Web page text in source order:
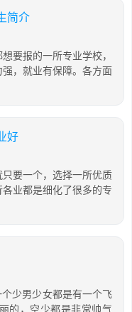
简介
要报的一所专业学校，
，就业有保障。各方面
好
要一个，选择一所优质
业都是细化了很多的专
少男少女都是有一个飞
的，空少都是非常帅气